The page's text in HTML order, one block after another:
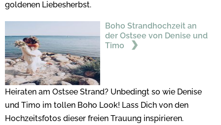
goldenen Liebesherbst.
Boho Strandhochzeit an
der Ostsee von Denise und
Timo
Heiraten am Ostsee Strand? Unbedingt so wie Denise
und Timo im tollen Boho Look! Lass Dich von den
Hochzeitsfotos dieser freien Trauung inspirieren.